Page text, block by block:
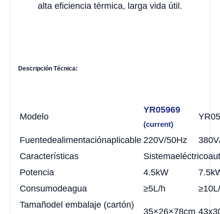
alta eficiencia térmica, larga vida útil.
Descripción Técnica:
Modelo
YR05969
(current)
Fuentedealimentaciónaplicable 220V/50Hz
Características
Sistemaeléctrico
Potencia
4.5kW
Consumodeagua ≥5L/h
Tamañodel embalaje (cartón)
35×26×78cm